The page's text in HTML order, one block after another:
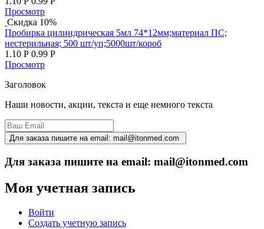
Просмотр
Скидка 10%
Пробирка цилиндрическая 5мл 74*12мм;материал ПС;
нестерильная; 500 шт/уп;5000шт/короб
1.10 Р 0.99 Р
Просмотр
Заголовок
Наши новости, акции, текста и еще немного текста
Для заказа пишите на email: mail@itonmed.com
Моя учетная запись
Войти
Создать учетную запись